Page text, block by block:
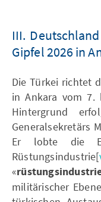
III.
Gipfel 2026 in
Die Türkei richtet
in Ankara vom 7.
Hintergrund
Generalsekretärs
Er lobte die
Rüstungsindustrie[
«
militärischer